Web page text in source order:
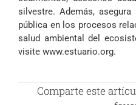
silvestre. Además,
pública en los procesos
salud ambiental del
visite www.estuario.org.
Comparte este